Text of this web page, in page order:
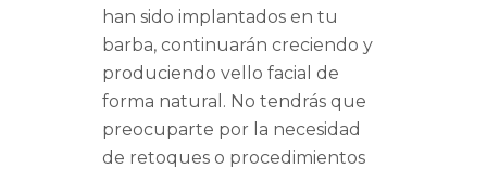
han sido implantados en tu
barba, continuarán creciendo y
produciendo vello facial de
forma natural. No tendrás que
preocuparte por la necesidad
de retoques o procedimientos